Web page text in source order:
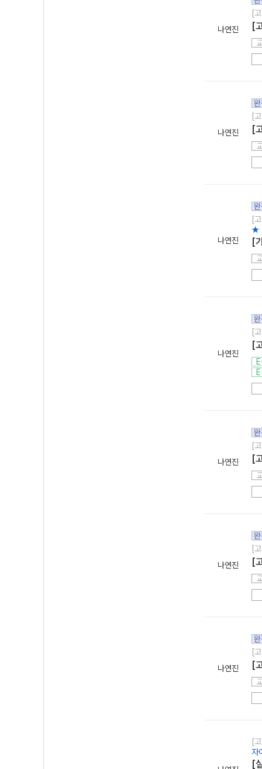
나연진
[
[
나연진
[
[
나연진
[
★
[
나연진
[
[
나연진
[
[
나연진
[
[
나연진
[
[
[
자
[